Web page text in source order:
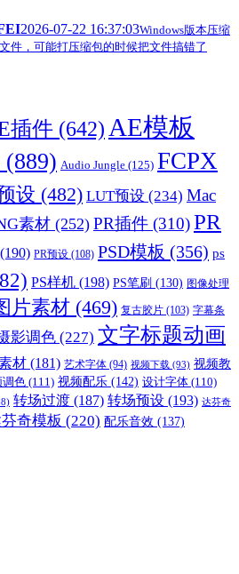
2026-07-22 16:37:03Windows版本压缩
件，可能打压缩包的时候把文件搞错了
插件 (642) AE模板
(889) Audio Jungle (125) FCPX
设 (482) LUT预设 (234) Mac
素材 (252) PR插件 (310)PR
(190) PR预设 (108) PSD模板 (356) ps
PS样机 (198) PS笔刷 (130) 图像处理
片素材 (469) 复古胶片 (103) 字幕条
影调色 (227) 文字标题动画
材 (181) 艺术字体 (94) 视频下载 (93) 视频教
调色 (111) 视频配乐 (142) 设计字体 (110)
转场过渡 (187) 转场预设 (193) 达芬奇
奇模板 (220) 配乐音效 (137)